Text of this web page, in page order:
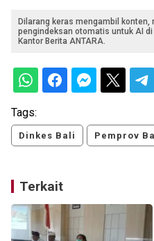
Dilarang keras mengambil konten,
pengindeksan otomatis untuk AI
Kantor Berita ANTARA.
Tags:
Dinkes Bali Pemprov
Terkait